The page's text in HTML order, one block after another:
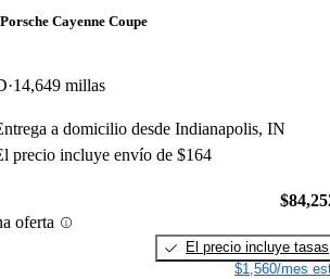
Cayenne Coupe
14,649 millas
a domicilio desde Indianapolis, IN
precio incluye envío de $164
oferta
El precio incluye tasas
$1,560/mes